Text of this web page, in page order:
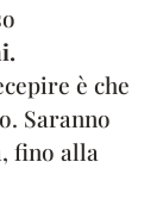
è che
Saranno
fino alla